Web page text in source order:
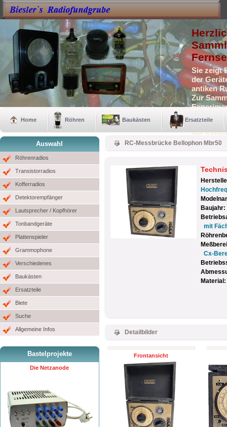
Sie zeigt
der
antiken
Zur
der
Home Röhren Baukästen Ersatzteile
Auswahl
Röhrenradios
Transistorradios
Kofferradios
Detektorempfänger
Lautsprecher / Kopfhörer
Tonbandgeräte
Plattenspieler
Grammophone
Verschiedenes
Baukästen
Ersatzteile
Biete
Suche
Allgemeine Infos
Bastelprojekte
Die Netzanode
RC-Messbrücke Bellophon Mbr50
Baujahr:
mit
Cx-
Material:
Detailbilder
Frontansicht